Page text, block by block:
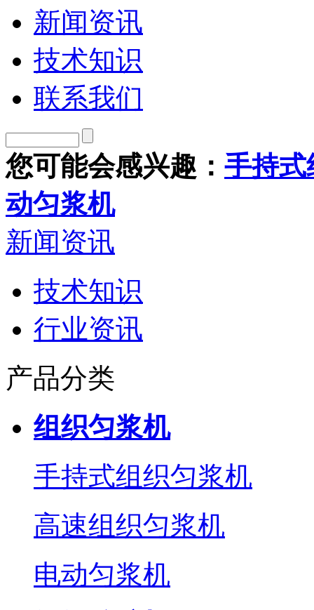
新闻资讯
技术知识
联系我们
您可能会感兴趣： 手持式
动匀浆机
新闻资讯
技术知识
行业资讯
产品分类
组织匀浆机
手持式组织匀浆机
高速组织匀浆机
电动匀浆机